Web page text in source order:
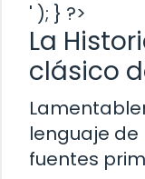
' ); } ?>
La
clásico
lenguaje de
fuentes